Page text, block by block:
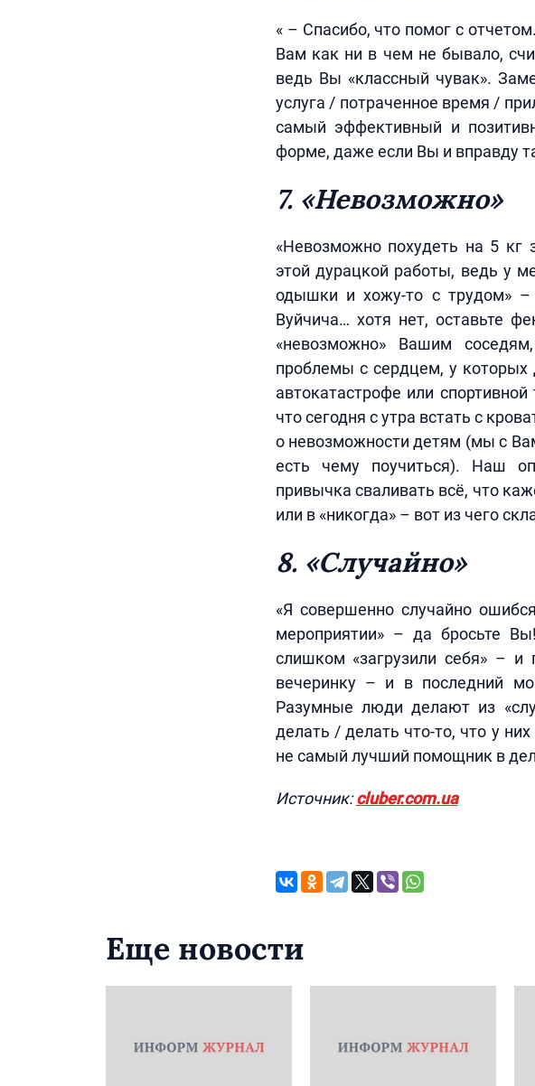
« – Спасибо, что помог с
Вам как ни в чем не бывало,
ведь Вы «классный чувак».
услуга / потраченное время /
самый эффективный и
форме, даже если Вы и вправду
7. «Невозможно»
«Невозможно похудеть на 5 кг
этой дурацкой работы, ведь у
одышки и хожу-то с трудом»
Вуйчича… хотя нет, оставьте
«невозможно» Вашим
проблемы с сердцем, у которых
автокатастрофе или
что сегодня с утра встать с
о невозможности детям (мы с
есть чему поучиться). Наш
привычка сваливать всё, что
или в «никогда» – вот из чего
8. «Случайно»
«Я совершенно случайно
мероприятии» – да бросьте
слишком «загрузили себя» –
вечеринку – и в последний
Разумные люди делают из
делать / делать что-то, что у
не самый лучший помощник в
Источник:cluber.com.ua
Еще новости